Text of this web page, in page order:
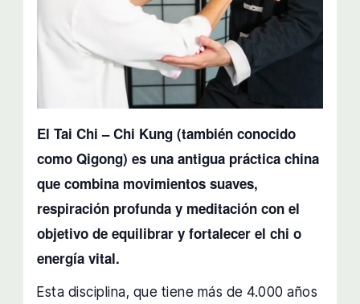
El Tai Chi – Chi Kung (también conocido
como Qigong) es una antigua práctica china
que combina movimientos suaves,
respiración profunda y meditación con el
objetivo de equilibrar y fortalecer el chi o
energía vital.
Esta disciplina, que tiene más de 4.000 años